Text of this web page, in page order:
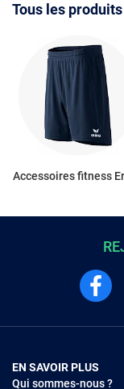
Tous les
Accessoires fitness
EN SAVOIR PLUS
Qui sommes-nous ?